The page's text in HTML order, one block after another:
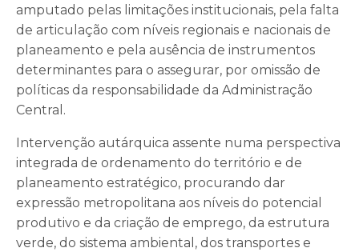
amputado pelas limitações institucionais, pela falta
de articulação com níveis regionais e nacionais de
planeamento e pela ausência de instrumentos
determinantes para o assegurar, por omissão de
políticas da responsabilidade da Administração
Central.
Intervenção autárquica assente numa perspectiva
integrada de ordenamento do território e de
planeamento estratégico, procurando dar
expressão metropolitana aos níveis do potencial
produtivo e da criação de emprego, da estrutura
verde, do sistema ambiental, dos transportes e